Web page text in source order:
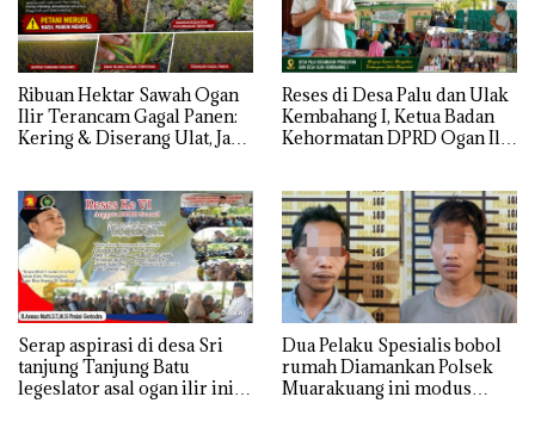
Ribuan Hektar Sawah Ogan
Ilir Terancam Gagal Panen:
Kering & Diserang Ulat, Janji
Reses di Desa Palu dan Ulak
Kembahang I, Ketua Badan
Kehormatan DPRD Ogan Ilir
Serap aspirasi di desa Sri
tanjung Tanjung Batu
legeslator asal ogan ilir ini
Dua Pelaku Spesialis bobol
rumah Diamankan Polsek
Muarakuang ini modus